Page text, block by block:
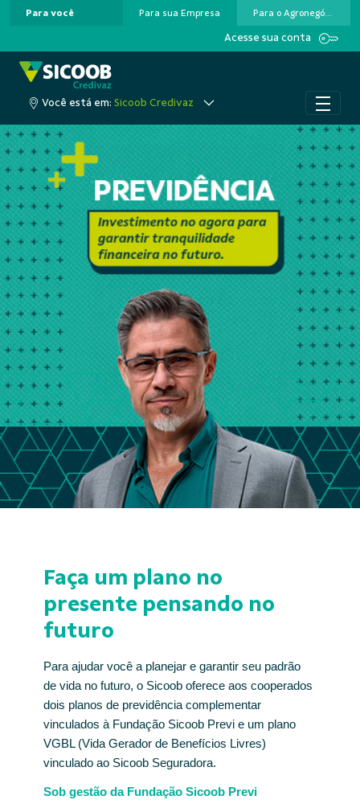
Pular para o Conteúdo principal
Para você Para sua Empresa Para o Agronegócio
Acesse sua conta
Você está em: Sicoob Credivaz
Faça um plano no
presente pensando no
futuro
Para ajudar você a planejar e garantir seu padrão
de vida no futuro, o Sicoob oferece aos cooperados
dois planos de previdência complementar
vinculados à Fundação Sicoob Previ e um plano
VGBL (Vida Gerador de Benefícios Livres)
vinculado ao Sicoob Seguradora.
Sob gestão da Fundação Sicoob Previ